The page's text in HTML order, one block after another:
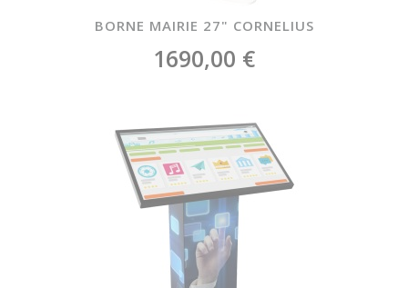
BORNE MAIRIE 27" CORNELIUS
1690,00 €